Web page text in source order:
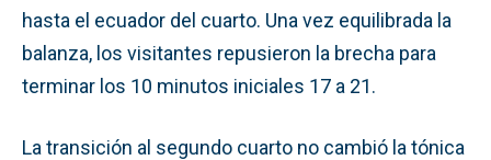
hasta el ecuador del cuarto. Una vez equilibrada la
balanza, los visitantes repusieron la brecha para
terminar los 10 minutos iniciales 17 a 21.
La transición al segundo cuarto no cambió la tónica